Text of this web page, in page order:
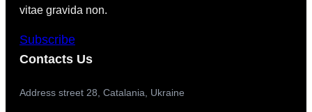
vitae gravida non.
Subscribe
Contacts Us
Address street 28, Catalania, Ukraine